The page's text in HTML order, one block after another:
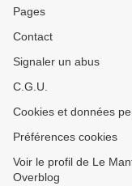
Pages
Contact
Signaler un abus
C.G.U.
Cookies et données
Préférences cookies
Voir le profil de Le
Overblog